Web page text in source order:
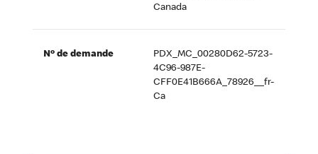
Canada
Nº de demande
PDX_MC_00280D62-5723-
4C96-987E-
CFF0E41B666A_78926__fr-
Ca